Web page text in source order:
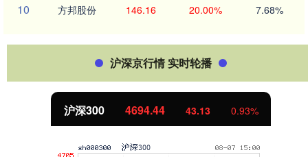
10 方邦股份 146.16 20.00% 7.68%
沪深京行情 实时轮播
0.93% 北证50 1134.24